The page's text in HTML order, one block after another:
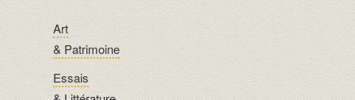
Art
& Patrimoine
Essais